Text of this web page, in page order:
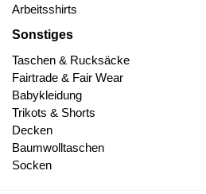
Arbeitsshirts
Sonstiges
Taschen & Rucksäcke
Fairtrade & Fair Wear
Babykleidung
Trikots & Shorts
Decken
Baumwolltaschen
Socken